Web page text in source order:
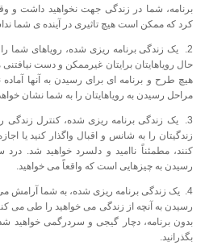
برنامه، شما در زندگی جهت نخواهید داشت و
کرد که ممکن است هیچ تاثیری در آینده ی شما
2. یک زندگی برنامه ریزی شده، رویاهای شما
حال رویاهایتان برایتان غیرممکن و دست
هیچ طرح و برنامه ای برای رسیدن به آنها
مراحل رسیدن به رویاهایتان را به شما نشان
3. یک زندگی برنامه ریزی شده، کنترل زندگی
زندگیتان را به شانس و اقبال واگذار کنید یا
کنند، مطمئناً ناامید و دلسرد خواهید شد.
رسیدن به چیزهایی است که واقعاً می خواهید.
4. یک زندگی برنامه ریزی شده، به شما آرامش
رسیدن به آنچه از زندگی می خواهید را طی می
بدون برنامه، دچار گیجی و سردرگمی خواهید
بگذرانید.